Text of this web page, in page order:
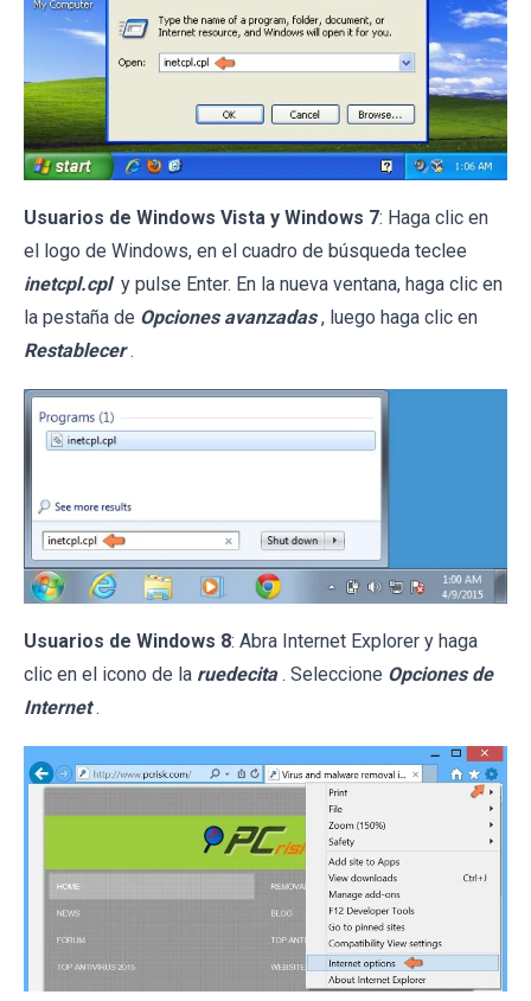
Usuarios de Windows Vista y Windows 7: Haga clic en
el logo de Windows, en el cuadro de búsqueda teclee
inetcpl.cpl y pulse Enter. En la nueva ventana, haga clic en
la pestaña de Opciones avanzadas , luego haga clic en
Restablecer .
Usuarios de Windows 8: Abra Internet Explorer y haga
clic en el icono de la ruedecita . Seleccione Opciones de
Internet .